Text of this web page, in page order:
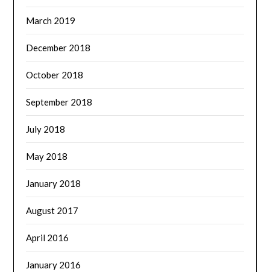
March 2019
December 2018
October 2018
September 2018
July 2018
May 2018
January 2018
August 2017
April 2016
January 2016